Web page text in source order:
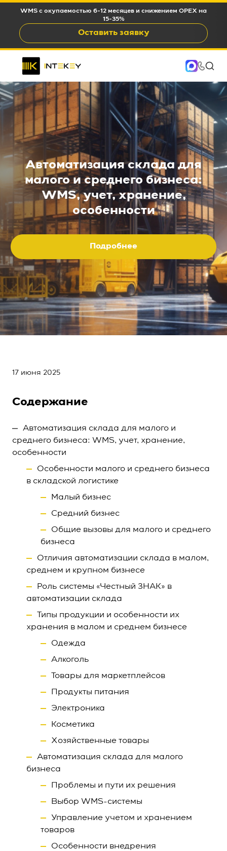
WMS c окупаемостью 6-12 месяцев и снижением OPEX на
15-35%
Оставить заявку
Автоматизация склада для
малого и среднего бизнеса:
WMS, учет, хранение,
особенности
Подробнее
17 июня 2025
Содержание
Автоматизация склада для малого и
среднего бизнеса: WMS, учет, хранение,
особенности
Особенности малого и среднего бизнеса
в складской логистике
Малый бизнес
Средний бизнес
Общие вызовы для малого и среднего
бизнеса
Отличия автоматизации склада в малом,
среднем и крупном бизнесе
Роль системы «Честный ЗНАК» в
автоматизации склада
Типы продукции и особенности их
хранения в малом и среднем бизнесе
Одежда
Алкоголь
Товары для маркетплейсов
Продукты питания
Электроника
Косметика
Хозяйственные товары
Автоматизация склада для малого
бизнеса
Проблемы и пути их решения
Выбор WMS-системы
Управление учетом и хранением
товаров
Особенности внедрения